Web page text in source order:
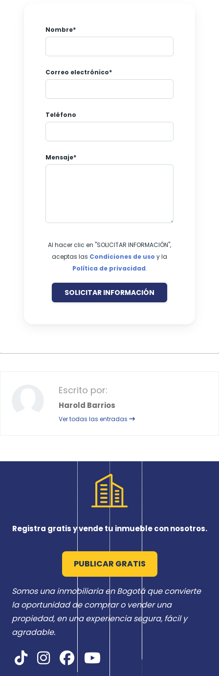
Nombre*
Correo electrónico*
Teléfono
Mensaje*
Al hacer clic en "SOLICITAR INFORMACIÓN",
aceptas las Condiciones de uso y la
Política de privacidad.
SOLICITAR INFORMACIÓN
Escrito por:
Harold Barrios
Ver todas las entradas
Somos una inmobiliaria en Bogotá que convierte
la oportunidad de comprar o vender una
propiedad, en una experiencia segura, fácil y
agradable.
Registra gratis y vende tu inmueble con nosotros.
PUBLICAR GRATIS